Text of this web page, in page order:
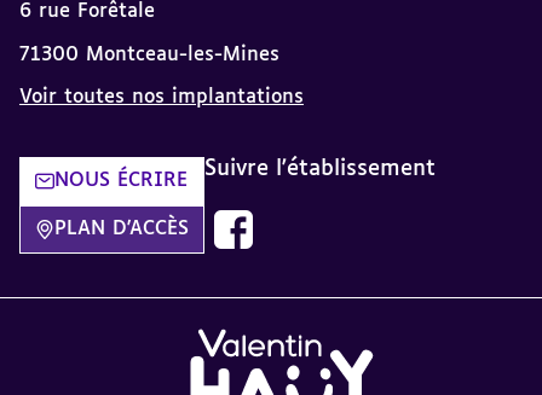
6 rue Forêtale
71300 Montceau-les-Mines
Voir toutes nos implantations
NOUS ÉCRIRE
PLAN D'ACCÈS
Suivre l'établissement
Page Facebook de Montceau-les-